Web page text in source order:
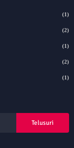
(1)
(2)
(1)
(2)
(1)